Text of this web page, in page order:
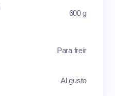
600 g
Para freír
Al gusto